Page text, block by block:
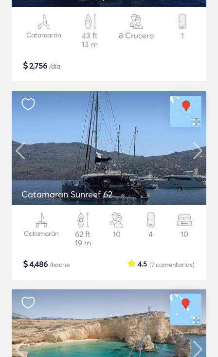
Catamarán
43 ft
13 m
8 Crucero 1
$2,756 /día
Catamaran Sunreef 62
Catamarán
62 ft
19 m
10 4 10
$4,486 /noche (7comentarios)
4.5